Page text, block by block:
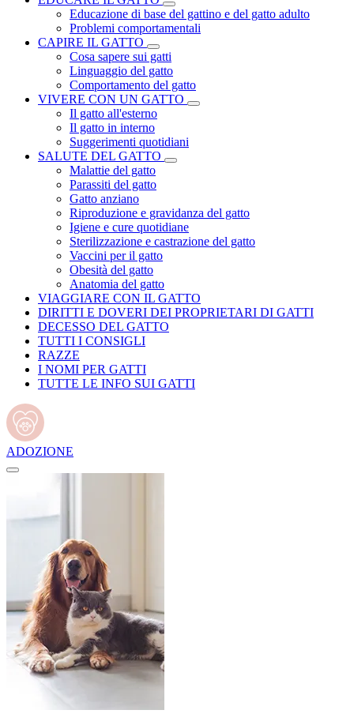
Educazione di base del gattino e del gatto adulto
Problemi comportamentali
CAPIRE IL GATTO
Cosa sapere sui gatti
Linguaggio del gatto
Comportamento del gatto
VIVERE CON UN GATTO
Il gatto all'esterno
Il gatto in interno
Suggerimenti quotidiani
SALUTE DEL GATTO
Malattie del gatto
Parassiti del gatto
Gatto anziano
Riproduzione e gravidanza del gatto
Igiene e cure quotidiane
Sterilizzazione e castrazione del gatto
Vaccini per il gatto
Obesità del gatto
Anatomia del gatto
VIAGGIARE CON IL GATTO
DIRITTI E DOVERI DEI PROPRIETARI DI GATTI
DECESSO DEL GATTO
TUTTI I CONSIGLI
RAZZE
I NOMI PER GATTI
TUTTE LE INFO SUI GATTI
ADOZIONE